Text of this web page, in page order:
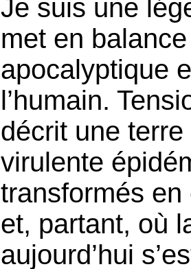
Je suis une
met en
apocalyptique
l’humain.
décrit une
virulente
transformés
et, partant, où
aujourd’hui